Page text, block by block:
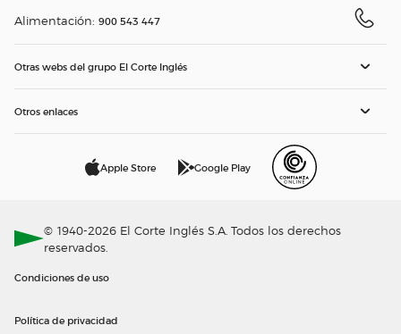
Alimentación: 900 543 447
Otras webs del grupo El Corte Inglés
Otros enlaces
Apple Store Google Play
© 1940-2026 El Corte Inglés S.A. Todos los derechos
reservados.
Condiciones de uso
Política de privacidad